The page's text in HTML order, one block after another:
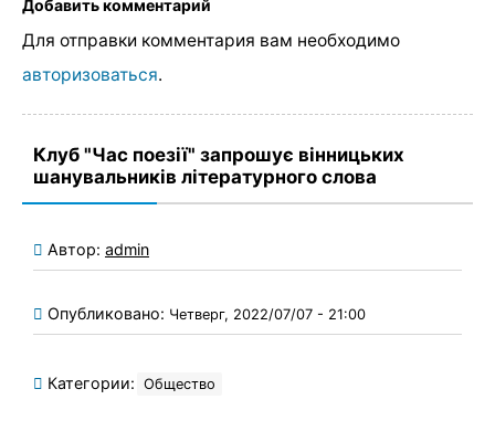
Добавить комментарий
Для отправки комментария вам необходимо
авторизоваться.
Клуб "Час поезії" запрошує вінницьких
шанувальників літературного слова
Автор: admin
Опубликовано: Четверг, 2022/07/07 - 21:00
Категории: Общество